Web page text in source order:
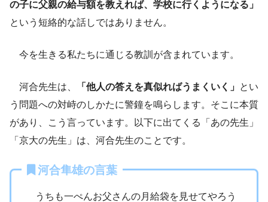
の子に父親の給与額を教えれば、学校に行くようになる」
という短絡的な話しではありません。
今を生きる私たちに通じる教訓が含まれています。
河合先生は、 「他人の答えを真似ればうまくいく」 とい
う問題への対峙のしかたに警鐘を鳴らします。そこに本質
があり、こう言っています。以下に出てくる「あの先生」
「京大の先生」は、河合先生のことです。
河合隼雄の言葉
うちも一ぺんお父さんの月給袋を見せてやろう